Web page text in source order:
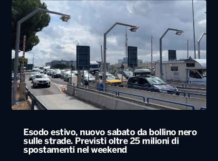
Esodo estivo, nuovo sabato da bollino nero
sulle strade. Previsti oltre 25 milioni di
spostamenti nel weekend